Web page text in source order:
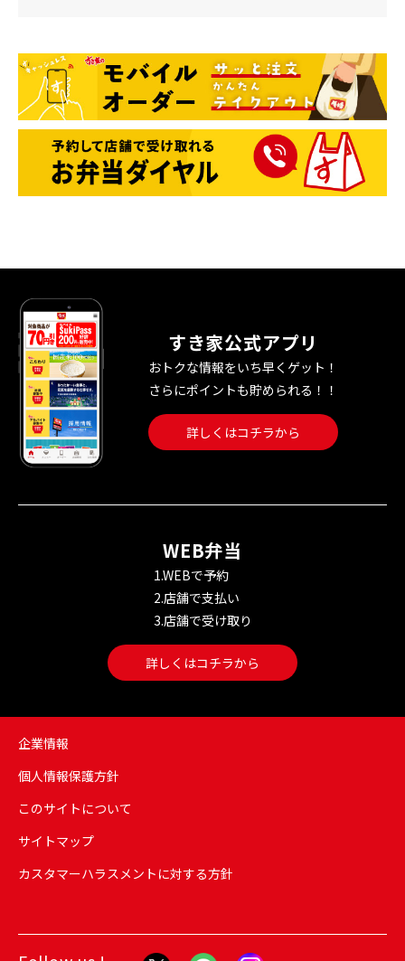
すき家公式アプリ
おトクな情報をいち早くゲット！
さらにポイントも貯められる！！
詳しくはコチラから
WEB弁当
1.WEBで予約
2.店舗で支払い
3.店舗で受け取り
詳しくはコチラから
企業情報
個人情報保護方針
このサイトについて
サイトマップ
カスタマーハラスメントに対する方針